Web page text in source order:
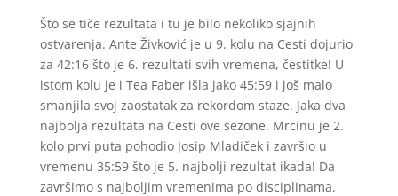
Što se tiče rezultata i tu je bilo nekoliko sjajnih
ostvarenja. Ante Živković je u 9. kolu na Cesti dojurio
za 42:16 što je 6. rezultati svih vremena, čestitke! U
istom kolu je i Tea Faber išla jako 45:59 i još malo
smanjila svoj zaostatak za rekordom staze. Jaka dva
najbolja rezultata na Cesti ove sezone. Mrcinu je 2.
kolo prvi puta pohodio Josip Mladiček i završio u
vremenu 35:59 što je 5. najbolji rezultat ikada! Da
završimo s najboljim vremenima po disciplinama.